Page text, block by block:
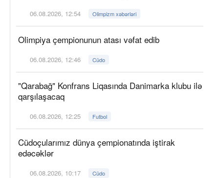
06.08.2026, 12:54 Olimpizm xəbərləri
Olimpiya çempionunun atası vəfat edib
06.08.2026, 12:46 Cüdo
"Qarabağ" Konfrans Liqasında Danimarka klubu ilə
qarşılaşacaq
06.08.2026, 12:25 Futbol
Cüdoçularımız dünya çempionatında iştirak
edəcəklər
06.08.2026, 10:17 Cüdo